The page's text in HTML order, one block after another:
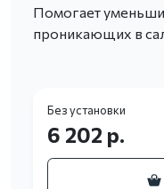
Помогает
проникающих в
Без установки
6 202 р.